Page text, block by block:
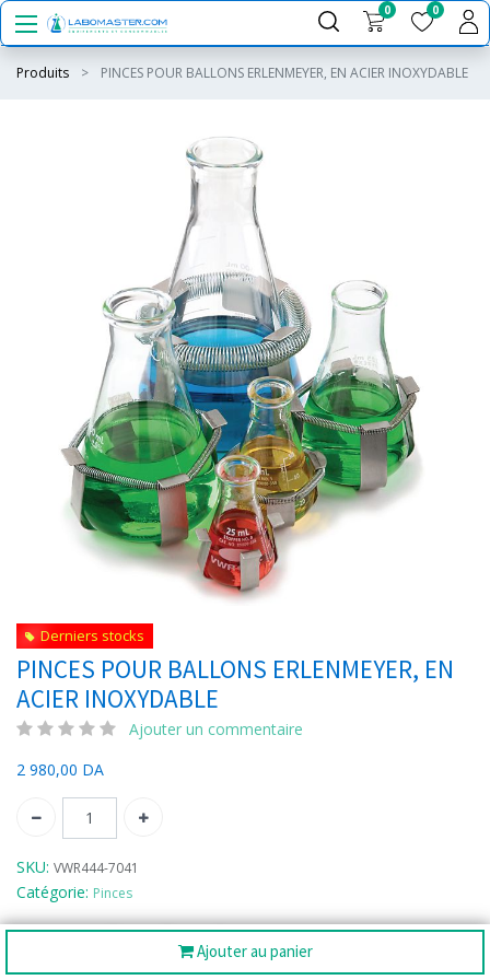
0 0
Produits PINCES POUR BALLONS ERLENMEYER, EN ACIER INOXYDABLE
Ajouter au panier
Derniers stocks
PINCES POUR BALLONS ERLENMEYER, EN
ACIER INOXYDABLE
Ajouter un commentaire
2 980,00 DA
SKU: VWR444-7041
Catégorie: Pinces